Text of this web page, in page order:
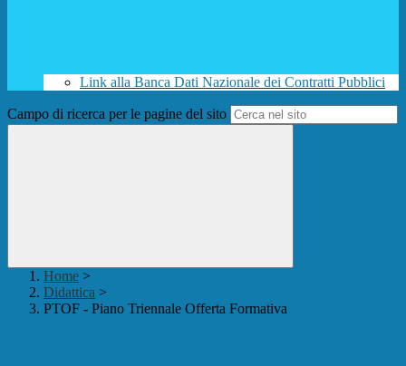
Link alla Banca Dati Nazionale dei Contratti Pubblici
Campo di ricerca per le pagine del sito
Home >
Didattica >
PTOF - Piano Triennale Offerta Formativa